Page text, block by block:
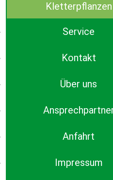
Kletterpflanzen
Service
Kontakt
Über uns
Anfahrt
Impressum